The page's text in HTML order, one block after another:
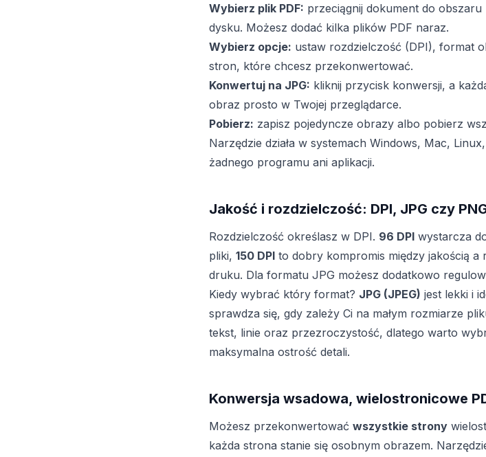
Wybierz plik PDF: przeciągnij dokument do
dysku. Możesz dodać kilka plików PDF naraz.
Wybierz opcje: ustaw rozdzielczość (DPI), format
stron, które chcesz przekonwertować.
Konwertuj na JPG: kliknij przycisk konwersji, a
obraz prosto w Twojej przeglądarce.
Pobierz: zapisz pojedyncze obrazy albo pobierz
Narzędzie działa w systemach Windows, Mac,
żadnego programu ani aplikacji.
Jakość i rozdzielczość: DPI, JPG czy
Rozdzielczość określasz w DPI. 96 DPI wystarcza
pliki, 150 DPI to dobry kompromis między jakością a
druku. Dla formatu JPG możesz dodatkowo
Kiedy wybrać który format? JPG (JPEG) jest lekki i
sprawdza się, gdy zależy Ci na małym rozmiarze
tekst, linie oraz przezroczystość, dlatego warto
maksymalna ostrość detali.
Konwersja wsadowa, wielostronicowe
Możesz przekonwertować wszystkie strony
każda strona stanie się osobnym obrazem.